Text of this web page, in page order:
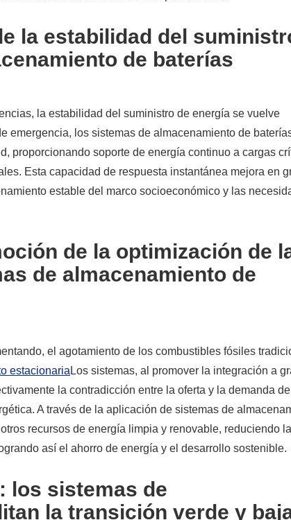
la estabilidad del
de baterías
la estabilidad del suministro de energía se vuelve
emergencia, los sistemas de almacenamiento de
proporcionando soporte de energía continuo a cargas
Esta capacidad de respuesta instantánea mejora en
estable del marco socioeconómico y las
de la optimización de
de almacenamiento de
el agotamiento de los combustibles fósiles
estacionaria Los sistemas, al promover la integración a
la contradicción entre la oferta y la demanda de
A través de la aplicación de sistemas de
recursos de energía limpia y renovable, reduciendo la
así el ahorro de energía y el desarrollo sostenible.
los sistemas de
la transición verde y